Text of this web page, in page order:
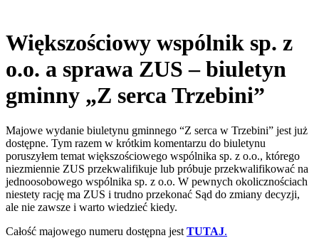
Większościowy wspólnik sp. z
o.o. a sprawa ZUS – biuletyn
gminny „Z serca Trzebini”
Majowe wydanie biuletynu gminnego “Z serca w Trzebini” jest już
dostępne. Tym razem w krótkim komentarzu do biuletynu
poruszyłem temat większościowego wspólnika sp. z o.o., którego
niezmiennie ZUS przekwalifikuje lub próbuje przekwalifikować na
jednoosobowego wspólnika sp. z o.o. W pewnych okolicznościach
niestety rację ma ZUS i trudno przekonać Sąd do zmiany decyzji,
ale nie zawsze i warto wiedzieć kiedy.
Całość majowego numeru dostępna jest TUTAJ.